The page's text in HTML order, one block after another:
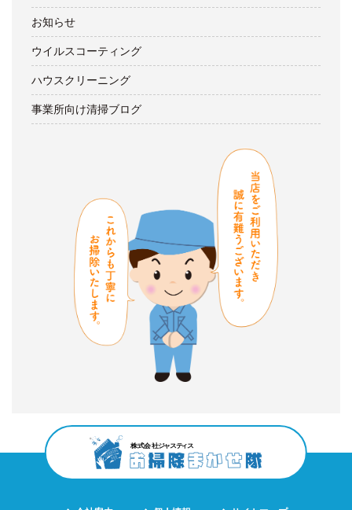
お知らせ
ウイルスコーティング
ハウスクリーニング
事業所向け清掃ブログ